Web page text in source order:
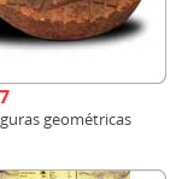
geométricas